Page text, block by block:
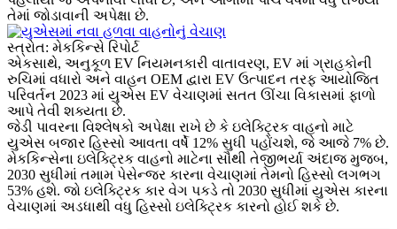
તેમાં જોડાવાની અપેક્ષા છે.
સ્ત્રોત: મેકકિન્સે રિપોર્ટ
એકસાથે, અનુકૂળ EV નિયમનકારી વાતાવરણ, EV માં ગ્રાહકોની
રુચિમાં વધારો અને વાહન OEM દ્વારા EV ઉત્પાદન તરફ આયોજિત
પરિવર્તન 2023 માં યુએસ EV વેચાણમાં સતત ઊંચા વિકાસમાં ફાળો
આપે તેવી શક્યતા છે.
જેડી પાવરના વિશ્લેષકો અપેક્ષા રાખે છે કે ઇલેક્ટ્રિક વાહનો માટે
યુએસ બજાર હિસ્સો આવતા વર્ષે 12% સુધી પહોંચશે, જે આજે 7% છે.
મેકકિન્સેના ઇલેક્ટ્રિક વાહનો માટેના સૌથી તેજીભર્યા અંદાજ મુજબ,
2030 સુધીમાં તમામ પેસેન્જર કારના વેચાણમાં તેમનો હિસ્સો લગભગ
53% હશે. જો ઇલેક્ટ્રિક કાર વેગ પકડે તો 2030 સુધીમાં યુએસ કારના
વેચાણમાં અડધાથી વધુ હિસ્સો ઇલેક્ટ્રિક કારનો હોઈ શકે છે.